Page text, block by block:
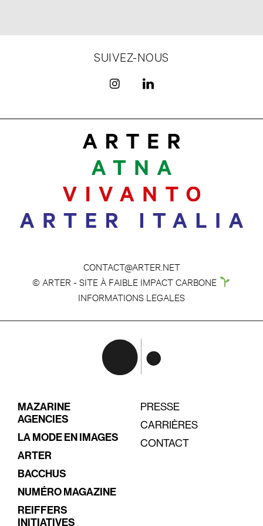
SUIVEZ-NOUS
CONTACT@ARTER.NET
© ARTER - SITE À FAIBLE IMPACT CARBONE
INFORMATIONS LEGALES
MAZARINE
AGENCIES
LA MODE EN IMAGES
ARTER
BACCHUS
NUMÉRO MAGAZINE
REIFFERS
INITIATIVES
PRESSE
CARRIÈRES
CONTACT